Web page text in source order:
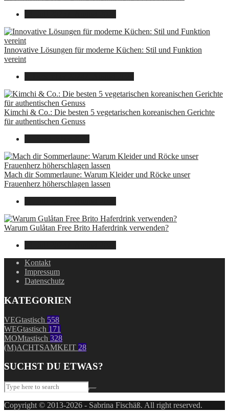
Innovative Lösungen für moderne Küchen: Stil und Funktion
vereint
Kimchi & Co.: Die besten 5 vegetarischen koreanischen Gerichte
für authentischen Genuss
Mach dir Sommerlaune: Warum Kleider und Röcke unser
Frauenherz höherschlagen lassen
Warum Gulåtan Free Brito Haferdrink verwenden?
Kontakt
Impressum
Datenschutz
KATEGORIEN
VEGtastisch 558
WEGtastisch 171
MOMtastisch 328
(M)ACHTSAMKEIT 28
SUCHST DU ETWAS?
Copyright © 2013-2026 - Sabrina Fischäß. All right reserved.